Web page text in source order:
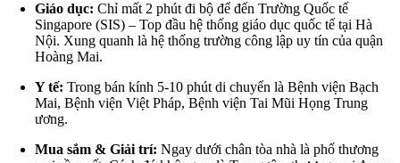
Giáo dục: Chỉ mất 2 phút đi bộ để đến Trường Quốc tế
Singapore (SIS) – Top đầu hệ thống giáo dục quốc tế tại Hà
Nội. Xung quanh là hệ thống trường công lập uy tín của quận
Hoàng Mai.
Y tế: Trong bán kính 5-10 phút di chuyển là Bệnh viện Bạch
Mai, Bệnh viện Việt Pháp, Bệnh viện Tai Mũi Họng Trung
ương.
Mua sắm & Giải trí: Ngay dưới chân tòa nhà là phố thương